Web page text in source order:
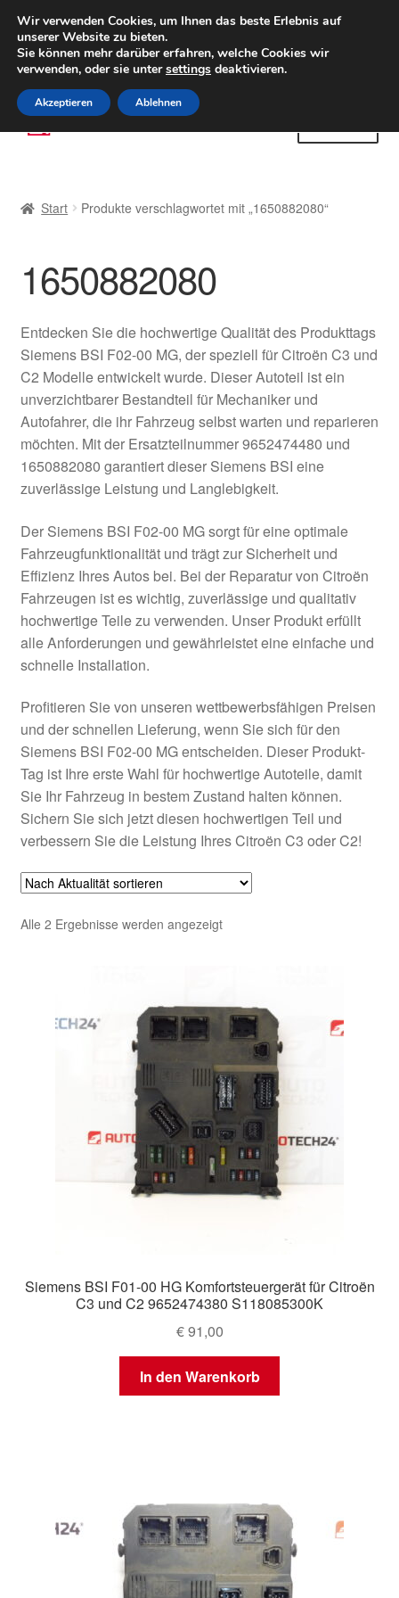
LIEFERUNG ab 6 EUR
Weltweiter Versand
(800) 500 564Mo-Fr 9-16 Uhr
Zur
Navigation
Zum
Inhalt
AGB
Beschwerden
Datenschutz-Bestimmungen
Impressum
Kasse
Lieferung
Mein Konto
Über uns
Weltweiter Versand
Zahlungen
Start Produkte verschlagwortet mit „1650882080“
1650882080
Entdecken Sie die hochwertige Qualität des Produkttags
Siemens BSI F02-00 MG, der speziell für Citroën C3 und
C2 Modelle entwickelt wurde. Dieser Autoteil ist ein
unverzichtbarer Bestandteil für Mechaniker und
Autofahrer, die ihr Fahrzeug selbst warten und reparieren
möchten. Mit der Ersatzteilnummer 9652474480 und
1650882080 garantiert dieser Siemens BSI eine
zuverlässige Leistung und Langlebigkeit.
Der Siemens BSI F02-00 MG sorgt für eine optimale
Fahrzeugfunktionalität und trägt zur Sicherheit und
Effizienz Ihres Autos bei. Bei der Reparatur von Citroën
Fahrzeugen ist es wichtig, zuverlässige und qualitativ
hochwertige Teile zu verwenden. Unser Produkt erfüllt
alle Anforderungen und gewährleistet eine einfache und
schnelle Installation.
Profitieren Sie von unseren wettbewerbsfähigen Preisen
und der schnellen Lieferung, wenn Sie sich für den
Siemens BSI F02-00 MG entscheiden. Dieser Produkt-
Tag ist Ihre erste Wahl für hochwertige Autoteile, damit
Sie Ihr Fahrzeug in bestem Zustand halten können.
Sichern Sie sich jetzt diesen hochwertigen Teil und
verbessern Sie die Leistung Ihres Citroën C3 oder C2!
Alle 2 Ergebnisse werden angezeigtNach
Siemens BSI F01-00 HG Komfortsteuergerät für Citroën
C3 und C2 9652474380 S118085300K
€91,00
In den Warenkorb
Wir verwenden Cookies, um Ihnen das beste Erlebnis auf
unserer Website zu bieten.
Sie können mehr darüber erfahren, welche Cookies wir
verwenden, oder sie untersettings deaktivieren.
Akzeptieren Ablehnen